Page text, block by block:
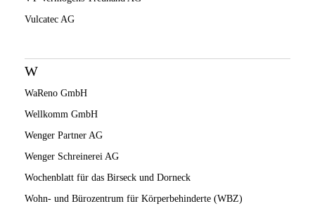
Vulcatec AG
W
WaReno GmbH
Wellkomm GmbH
Wenger Partner AG
Wenger Schreinerei AG
Wochenblatt für das Birseck und Dorneck
Wohn- und Bürozentrum für Körperbehinderte (WBZ)